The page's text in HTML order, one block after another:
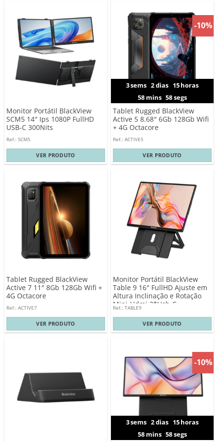
Monitor Portátil BlackView
SCM5 14″ Ips 1080P FullHD
USB-C 300Nits
Ref.: SCM5
VER PRODUTO
-10%
3sems 2dias 15horas
58 mins 57segs
Tablet Rugged BlackView
Active 5 8.68″ 6Gb 128Gb Wifi
+ 4G Octacore
Ref.: ACTIVE5
VER PRODUTO
Tablet Rugged BlackView
Active 7 11″ 8Gb 128Gb Wifi +
4G Octacore
Ref.: ACTIVE7
VER PRODUTO
Monitor Portátil BlackView
Table 9 16″ FullHD Ajuste em
Altura Inclinação e Rotação
Mini-Hdmi 2*Usb-C
Ref.: TABLE9
VER PRODUTO
-10%
3sems 2dias 15horas
58 mins 57segs